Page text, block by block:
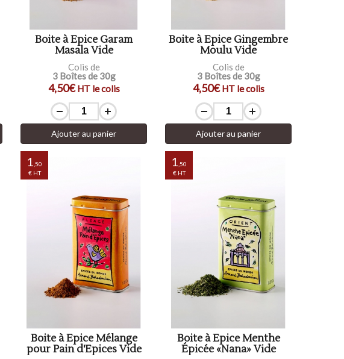
Boite à Epice Garam
Masala Vide
Colis de
3 Boîtes de 30g
4,50€HT le colis
Ajouter au panier
Boite à Epice Gingembre
Moulu Vide
Colis de
3 Boîtes de 30g
4,50€HT le colis
Ajouter au panier
1 ,50
€ HT
Boite à Epice Mélange
pour Pain d'Epices Vide
1 ,50
€ HT
Boite à Epice Menthe
Épicée «Nana» Vide